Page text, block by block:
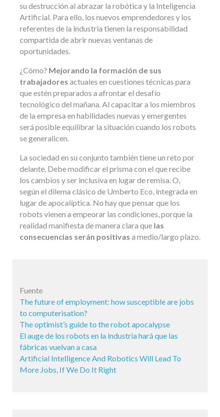
su destrucción al abrazar la robótica y la Inteligencia
Artificial. Para ello, los nuevos emprendedores y los
referentes de la industria tienen la responsabilidad
compartida de abrir nuevas ventanas de
oportunidades.
¿Cómo? Mejorando la formación de sus
trabajadores actuales en cuestiones técnicas para
que estén preparados a afrontar el desafío
tecnológico del mañana. Al capacitar a los miembros
de la empresa en habilidades nuevas y emergentes
será posible equilibrar la situación cuando los robots
se generalicen.
La sociedad en su conjunto también tiene un reto por
delante. Debe modificar el prisma con el que recibe
los cambios y ser inclusiva en lugar de remisa. O,
según el dilema clásico de Umberto Eco, integrada en
lugar de apocalíptica. No hay que pensar que los
robots vienen a empeorar las condiciones, porque la
realidad manifiesta de manera clara que las
consecuencias serán positivas a medio/largo plazo.
Fuente
The future of employment: how susceptible are jobs
to computerisation?
The optimist’s guide to the robot apocalypse
El auge de los robots en la industria hará que las
fábricas vuelvan a casa
Artificial Intelligence And Robotics Will Lead To
More Jobs, If We Do It Right